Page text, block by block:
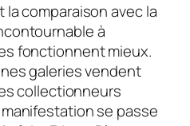
comparaison avec la
à
fonctionnent mieux.
galeries vendent
collectionneurs
se passe